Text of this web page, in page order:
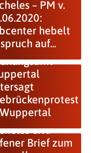
– PM v.
hebelt
auf...
e.V.:
Brief zum